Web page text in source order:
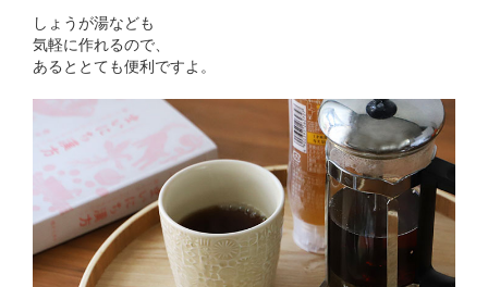
しょうが湯なども
気軽に作れるので、
あるととても便利ですよ。